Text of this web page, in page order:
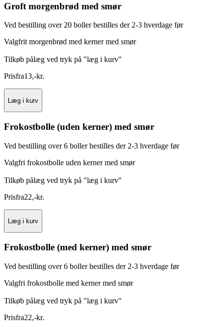
Groft morgenbrød med smør
Ved bestilling over 20 boller bestilles der 2-3 hverdage før
Valgfrit morgenbrød med kerner med smør
Tilkøb pålæg ved tryk på "læg i kurv"
Prisfra13,-kr.
Læg i kurv
Frokostbolle (uden kerner) med smør
Ved bestilling over 6 boller bestilles der 2-3 hverdage før
Valgfri frokostbolle uden kerner med smør
Tilkøb pålæg ved tryk på "læg i kurv"
Prisfra22,-kr.
Læg i kurv
Frokostbolle (med kerner) med smør
Ved bestilling over 6 boller bestilles der 2-3 hverdage før
Valgfri frokostbolle med kerner med smør
Tilkøb pålæg ved tryk på "læg i kurv"
Prisfra22,-kr.